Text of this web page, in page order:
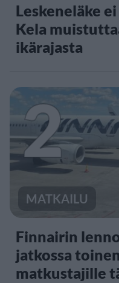
Leskeneläke
Kela
ikärajasta
2
MATKAILU
Finnairin
jatkossa
matkustajille